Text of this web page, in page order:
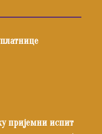
пријемни испит